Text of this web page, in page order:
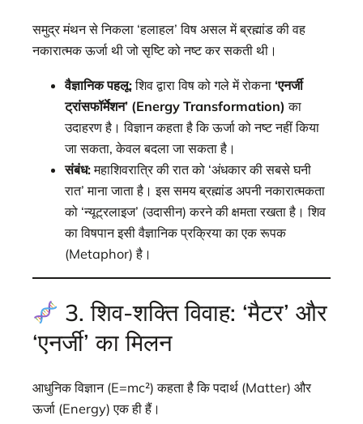
समुद्र मंथन से निकला ‘हलाहल’ विष असल में ब्रह्मांड की वह
नकारात्मक ऊर्जा थी जो सृष्टि को नष्ट कर सकती थी।
वैज्ञानिक पहलू:शिव द्वारा विष को गले में रोकना ‘एनर्जी
ट्रांसफॉर्मेशन’ (Energy Transformation) का
उदाहरण है। विज्ञान कहता है कि ऊर्जा को नष्ट नहीं किया
जा सकता, केवल बदला जा सकता है।
संबंध:महाशिवरात्रि की रात को ‘अंधकार की सबसे घनी
रात’ माना जाता है। इस समय ब्रह्मांड अपनी नकारात्मकता
को ‘न्यूट्रलाइज’ (उदासीन) करने की क्षमता रखता है। शिव
का विषपान इसी वैज्ञानिक प्रक्रिया का एक रूपक
(Metaphor) है।
3. शिव-शक्ति विवाह: ‘मैटर’ और
‘एनर्जी’ का मिलन
आधुनिक विज्ञान (E=mc²) कहता है कि पदार्थ (Matter) और
ऊर्जा (Energy) एक ही हैं।